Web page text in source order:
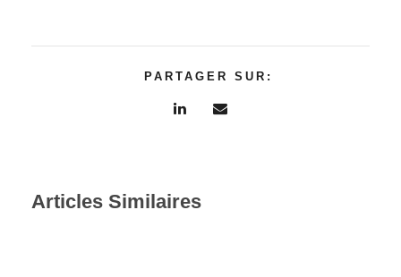
PARTAGER SUR:
Articles Similaires